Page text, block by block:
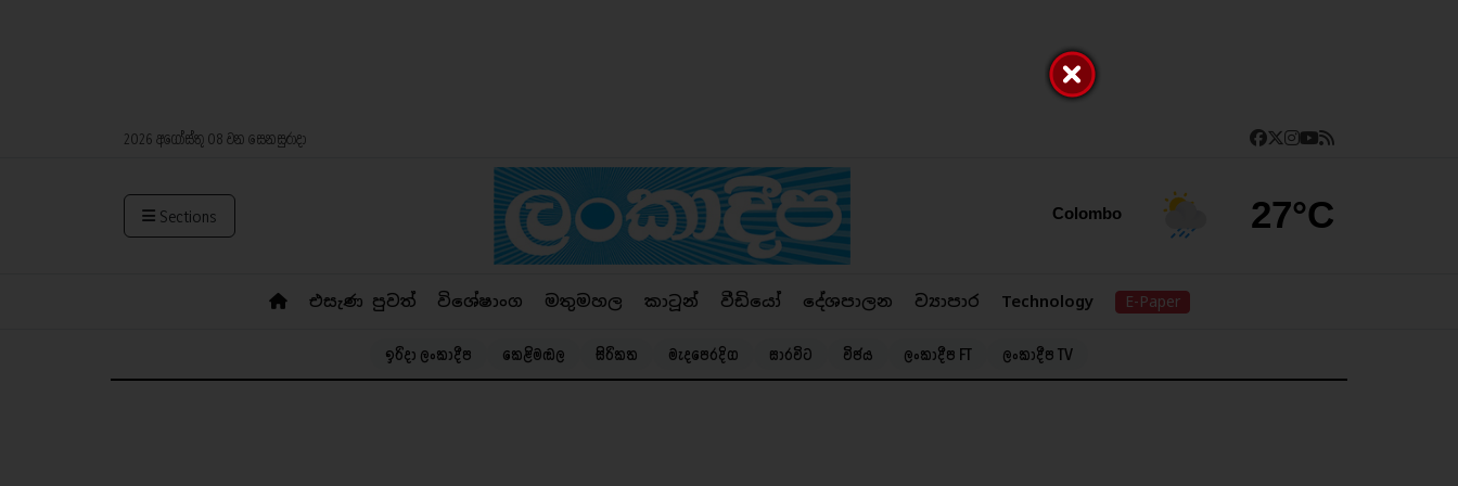
2026 අගෝස්තු 08 වන සෙනසුරාදා
Sections Colombo 27°C
එසැණ පුවත් විශේෂාංග මතුමහල කාටූන් වීඩියෝ දේශපාලන ව්‍යාපාර Technology E-Paper
ඉරිදා ලංකාදීප කෙළිමඬල සිරිකත මැදපෙරදිග සාරවිට විජය ලංකාදීප FT ලංකාදීප TV